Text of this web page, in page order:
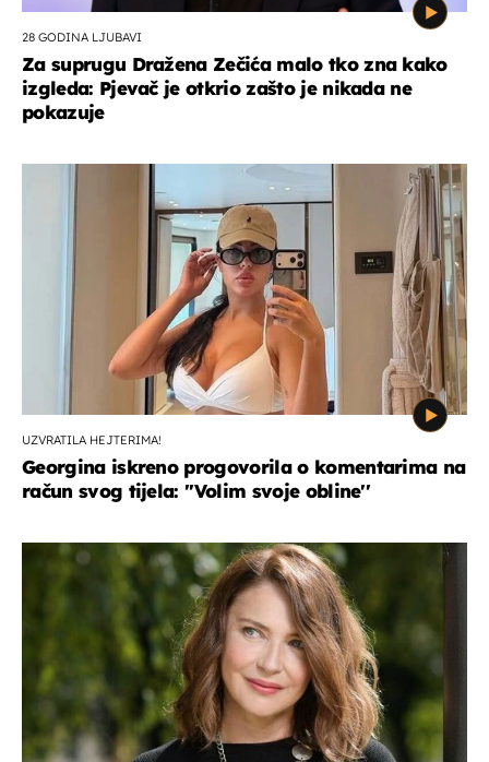
28 GODINA LJUBAVI
Za suprugu Dražena Zečića malo tko zna kako
izgleda: Pjevač je otkrio zašto je nikada ne
pokazuje
UZVRATILA HEJTERIMA!
Georgina iskreno progovorila o komentarima na
račun svog tijela: ''Volim svoje obline''